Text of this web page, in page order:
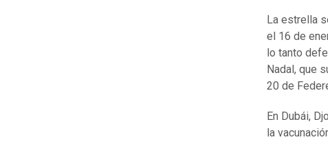
La estrella
el 16 de
lo tanto
Nadal, que
20 de
En Dubái,
la